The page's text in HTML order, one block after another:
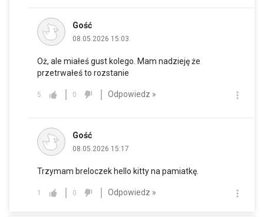
Gość
08.05.2026 15:03
Oż, ale miałeś gust kolego. Mam nadzieję że
przetrwałeś to rozstanie
5 0 Odpowiedz »
Gość
08.05.2026 15:17
Trzymam breloczek hello kitty na pamiatkę.
1 0 Odpowiedz »